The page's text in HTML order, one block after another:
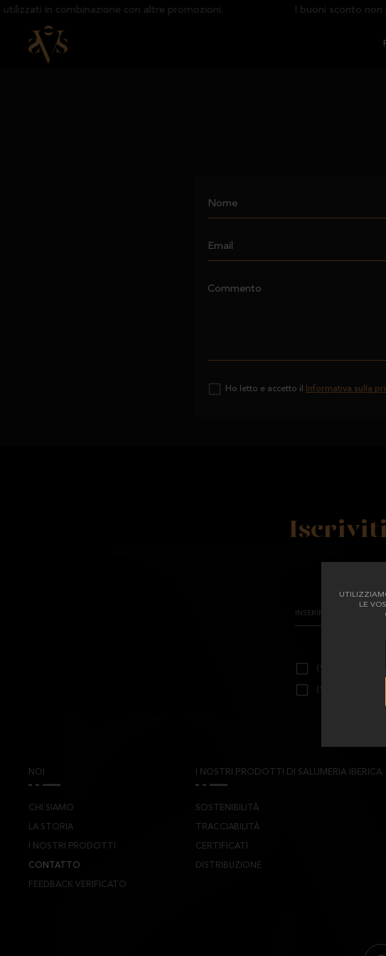
LE
in combinazione con altre promozioni. I buoni sconto non
Nome
Email
Commento
Ho letto e accetto il Informativa sulla
(*) Ho letto e
(*) Accetto di
NOI
CHI SIAMO
LA STORIA
I NOSTRI PRODOTTI
CONTATTO
FEEDBACK VERIFICATO
I NOSTRI PRODOTTI DI SALUMERIA IBERICA
SOSTENIBILITÀ
TRACCIABILITÀ
CERTIFICATI
DISTRIBUZIONE